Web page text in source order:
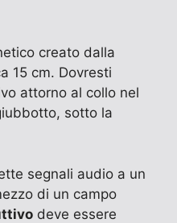
creato dalla
15 cm. Dovresti
attorno al collo nel
sotto la
segnali audio a un
di un campo
deve essere